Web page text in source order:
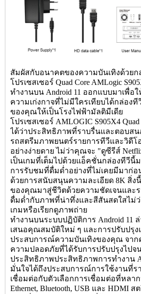
สัมผัสกับอนาคตของความบันเทิงด้วยก
โปรเซสเซอร์ Quad Core AMLogic
ทำงานบน Android 11 ออกแบบมาเพื่อ
ความเก่งกาจที่ไม่มีใครเทียบได้กล่องที
ของคุณให้เป็นโรงไฟฟ้ามัลติมีเดีย
โปรเซสเซอร์ AMLOGIC S905X4
ได้ว่าประสิทธิภาพที่ราบรื่นและตอบส
รถสตรีมภาพยนตร์รายการทีวีและวิดี
อย่างง่ายดาย ไม่ว่าคุณจะ "ดูซีรีส์
เป็นเกมที่เต็มไปด้วยแอ็คชั่นกล่องทีวีนี้
การรับชมที่ดื่มด่ำอย่างที่ไม่เคยมีมาก่อ
ด้วยการสนับสนุนความละเอียด 8K สิ่งนี้
ของคุณมาสู่ชีวิตด้วยความชัดเจนและร
ดื่มด่ำกับภาพที่น่าทึ่งและสีสันสดใสไม่
เกมหรือเรียกดูภาพถ่าย
ทำงานบนระบบปฏิบัติการ Android 11
เสนอคุณสมบัติใหม่ ๆ และการปรับปรุง
ประสบการณ์ความบันเทิงของคุณ จา
ความปลอดภัยที่ได้รับการปรับปรุงไปจ
ประสิทธิภาพประสิทธิภาพการทำงาน
มั่นใจได้ถึงประสบการณ์การใช้งานที่ร
เชื่อมต่อกับตัวเลือกการเชื่อมต่อที่หลา
Ethernet, Bluetooth, USB และ HDMI